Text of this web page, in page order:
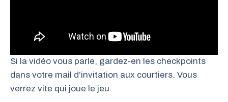
Si la vidéo vous parle, gardez-en les checkpoints
dans votre mail d’invitation aux courtiers. Vous
verrez vite qui joue le jeu.